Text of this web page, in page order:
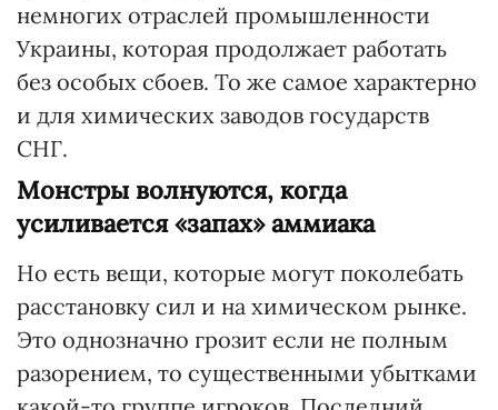
немногих отраслей промышленности
Украины, которая продолжает работать
без особых сбоев. То же самое характерно
и для химических заводов государств
СНГ.
Монстры волнуются, когда
усиливается «запах» аммиака
Но есть вещи, которые могут поколебать
расстановку сил и на химическом рынке.
Это однозначно грозит если не полным
разорением, то существенными убытками